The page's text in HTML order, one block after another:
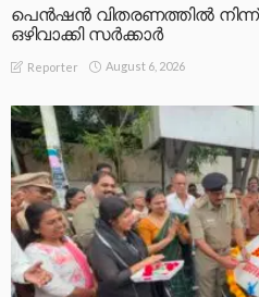
പെൻഷൻ വിതരണത്തിൽ
ഒഴിവാക്കി സർക്കാർ
Reporter August 6, 2026